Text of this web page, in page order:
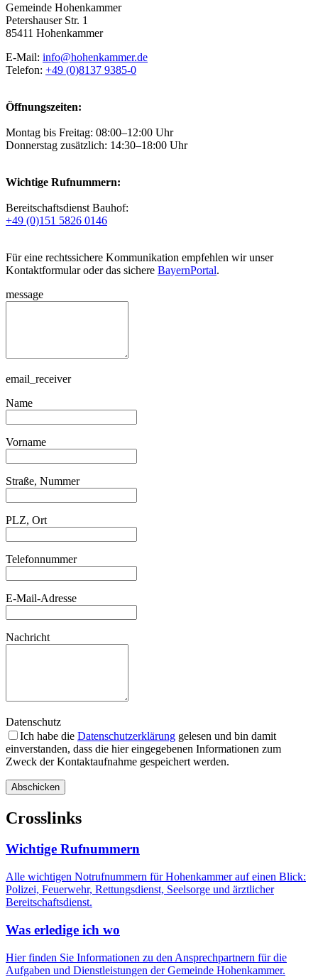
Gemeinde Hohenkammer
Petershauser Str. 1
85411 Hohenkammer
E-Mail: info@hohenkammer.de
Telefon: +49 (0)8137 9385-0
Öffnungszeiten:
Montag bis Freitag: 08:00–12:00 Uhr
Donnerstag zusätzlich: 14:30–18:00 Uhr
Wichtige Rufnummern:
Bereitschaftsdienst Bauhof:
+49 (0)151 5826 0146
Für eine rechtssichere Kommunikation empfehlen wir unser
Kontaktformular oder das sichere BayernPortal.
message
email_receiver
Name
Vorname
Straße, Nummer
PLZ, Ort
Telefonnummer
E-Mail-Adresse
Nachricht
Datenschutz
Ich habe die Datenschutzerklärung gelesen und bin damit
einverstanden, dass die hier eingegebenen Informationen zum
Zweck der Kontaktaufnahme gespeichert werden.
Abschicken
Crosslinks
Wichtige Rufnummern
Alle wichtigen Notrufnummern für Hohenkammer auf einen Blick:
Polizei, Feuerwehr, Rettungsdienst, Seelsorge und ärztlicher
Bereitschaftsdienst.
Was erledige ich wo
Hier finden Sie Informationen zu den Ansprechpartnern für die
Aufgaben und Dienstleistungen der Gemeinde Hohenkammer.